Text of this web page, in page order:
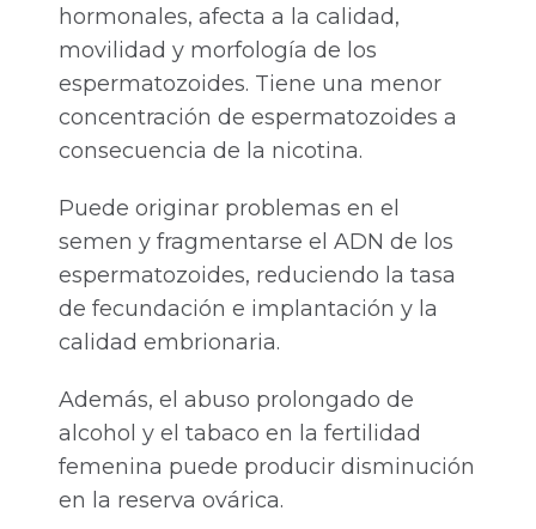
hormonales, afecta a la calidad,
movilidad y morfología de los
espermatozoides. Tiene una menor
concentración de espermatozoides a
consecuencia de la nicotina.
Puede originar problemas en el
semen y fragmentarse el ADN de los
espermatozoides, reduciendo la tasa
de fecundación e implantación y la
calidad embrionaria.
Además, el abuso prolongado de
alcohol y el tabaco en la fertilidad
femenina puede producir disminución
en la reserva ovárica.